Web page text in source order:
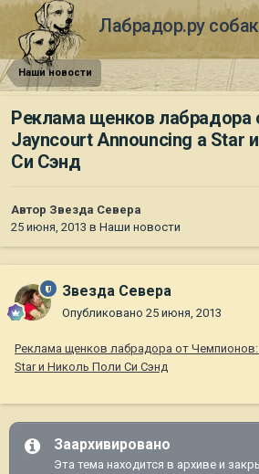
Лабрадор.ру
Наши новости
Реклама щенков лабрадора
Jayncourt Announcing a Star
Си Сэнд
Автор Звезда Севера
25 июня, 2013 в Наши новости
Звезда Севера
Опубликовано 25 июня, 2013
Реклама щенков лабрадора от
Star и Николь Поли Си Сэнд
Заархивировано
Эта тема находится в архиве и